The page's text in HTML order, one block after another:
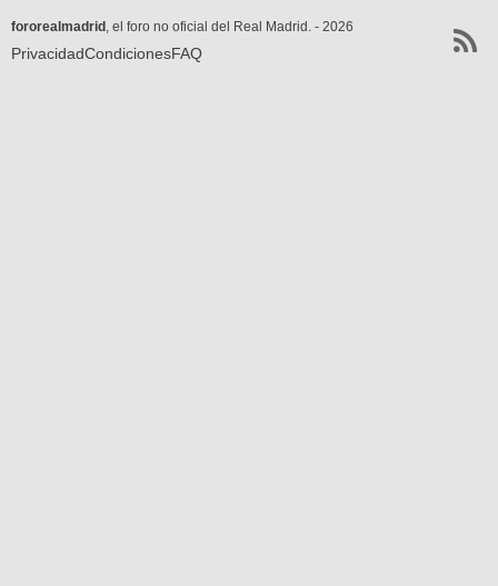
fororealmadrid , el foro no oficial del Real Madrid. - 2026
PrivacidadCondicionesFAQ